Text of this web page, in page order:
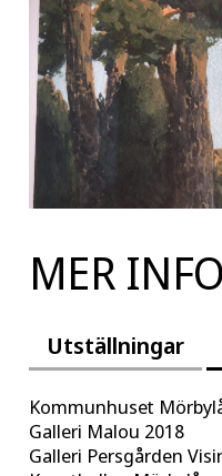
MER
Utställningar
Kommunhuset
Galleri Malou 2018
Galleri Persgården